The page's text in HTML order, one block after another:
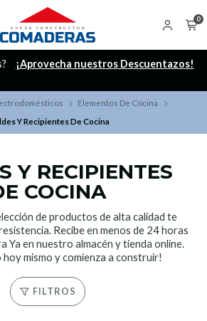
0
¡Aprovecha nuestros Descuentazos!
Elementos De Cocina
Y Recipientes De Cocina
Y RECIPIENTES
COCINA
de productos de alta calidad te
Recibe en menos de 24 horas
Ya en nuestro almacén y tienda online.
hoy mismo y comienza a construir!
FILTROS